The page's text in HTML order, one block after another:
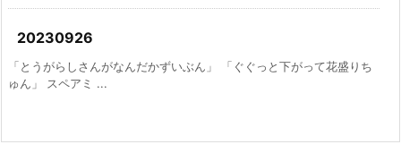
20230926
「とうがらしさんがなんだかずいぶん」 「ぐぐっと下がって花盛りち
ゅん」 スペアミ ...